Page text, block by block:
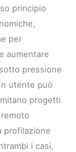
principio
per
aumentare
pressione
utente può
progetti
profilazione
i casi,